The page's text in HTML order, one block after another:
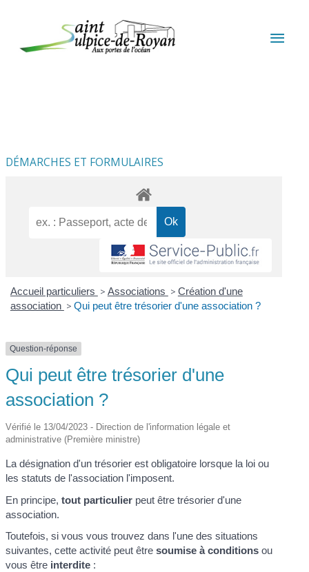
DÉMARCHES ET FORMULAIRES
Accueil particuliers > Associations > Création d'une
association > Qui peut être trésorier d'une association ?
Question-réponse
Qui peut être trésorier d'une
association ?
Vérifié le 13/04/2023 - Direction de l'information légale et
administrative (Première ministre)
La désignation d'un trésorier est obligatoire lorsque la loi ou
les statuts de l'association l'imposent.
En principe,tout particulier peut être trésorier d'une
association.
Toutefois, si vous vous trouvez dans l'une des situations
suivantes, cette activité peut êtresoumise à conditions ou
vous être interdite :